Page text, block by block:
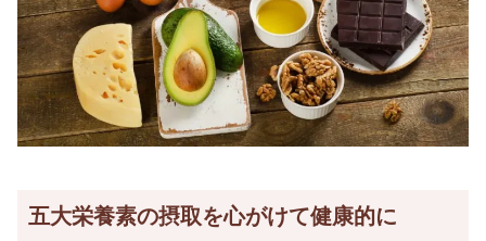
五大栄養素の摂取を心がけて健康的に